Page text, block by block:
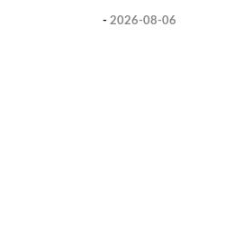
- 2026-08-06